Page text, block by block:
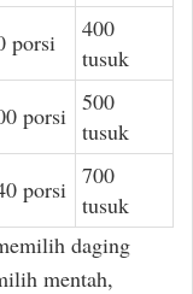
porsi
400
tusuk
porsi 500
tusuk
porsi 700
tusuk
daging
mentah,